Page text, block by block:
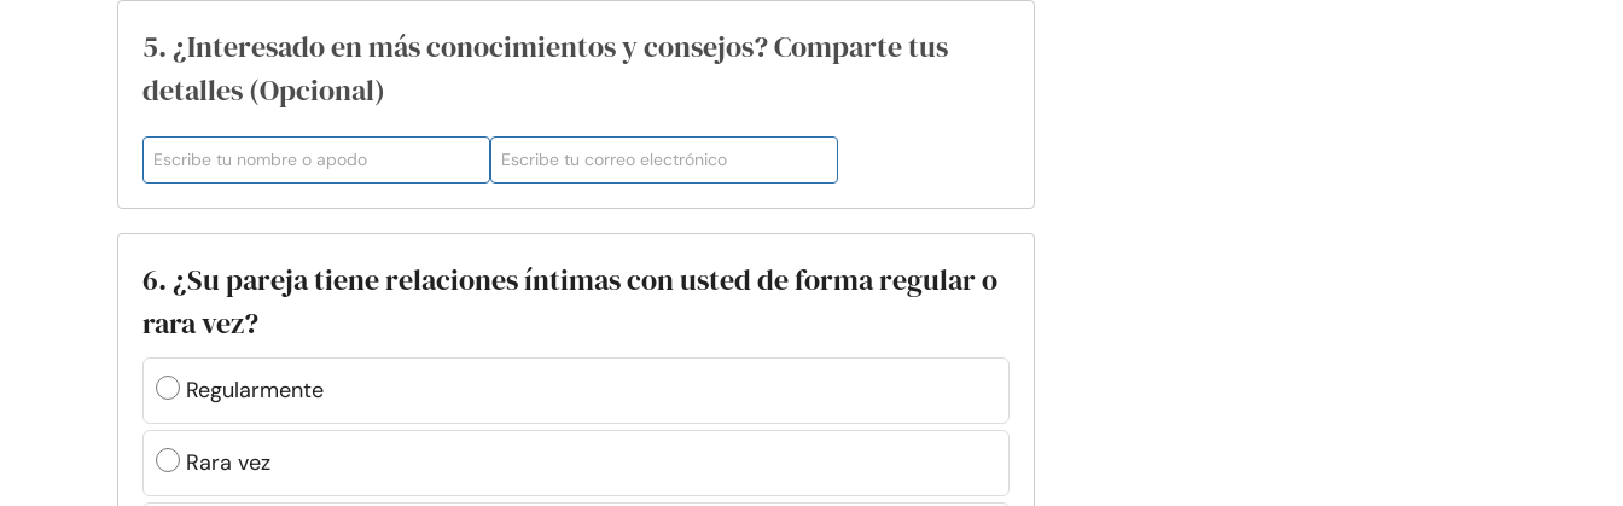
5. ¿Interesado en más conocimientos y consejos? Comparte tus
detalles (Opcional)
6. ¿Su pareja tiene relaciones íntimas con usted de forma regular o
rara vez?
Regularmente
Rara vez